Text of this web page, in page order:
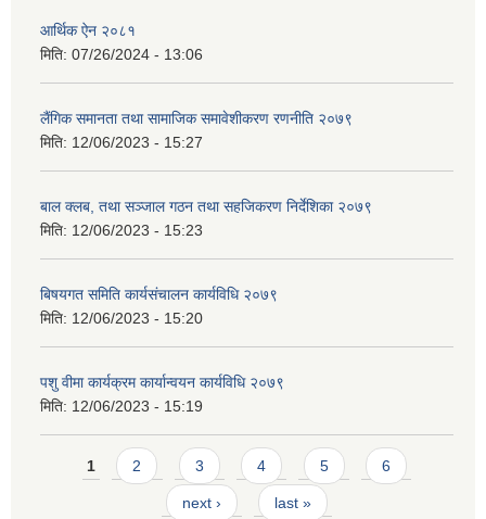
आर्थिक ऐन २०८१
मिति: 07/26/2024 - 13:06
लैंगिक समानता तथा सामाजिक समावेशीकरण रणनीति २०७९
मिति: 12/06/2023 - 15:27
बाल क्लब, तथा सञ्जाल गठन तथा सहजिकरण निर्देशिका २०७९
मिति: 12/06/2023 - 15:23
बिषयगत समिति कार्यसंचालन कार्यविधि २०७९
मिति: 12/06/2023 - 15:20
पशु वीमा कार्यक्रम कार्यान्वयन कार्यविधि २०७९
मिति: 12/06/2023 - 15:19
Pages
1 2 3 4 5 6
next › last »